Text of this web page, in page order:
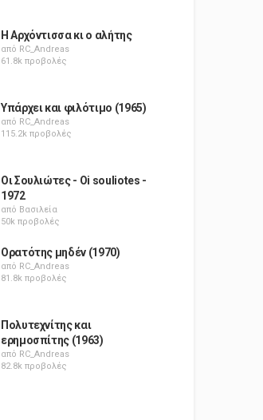
Η Αρχόντισσα κι ο αλήτης
από RC_Andreas
61.8k προβολές
Υπάρχει και φιλότιμο (1965)
από RC_Andreas
115.2k προβολές
Οι Σουλιώτες - Oi souliotes -
1972
από Βασιλεία
50k προβολές
Ορατότης μηδέν (1970)
από RC_Andreas
81.8k προβολές
Πολυτεχνίτης και
ερημοσπίτης (1963)
από RC_Andreas
82.8k προβολές